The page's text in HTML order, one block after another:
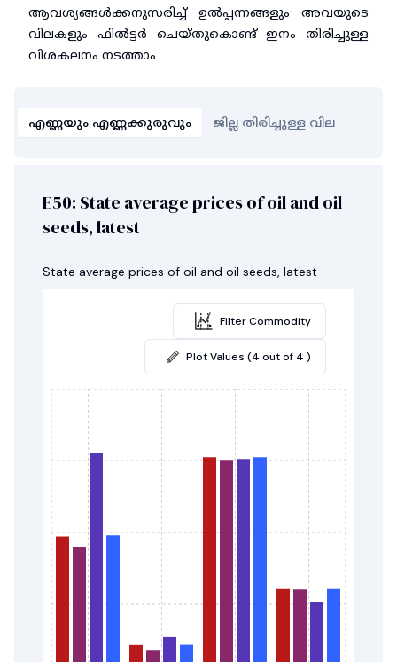
ആവശ്യങ്ങൾക്കനുസരിച്ച് ഉൽപ്പന്നങ്ങളും അവയുടെ
വിലകളും ഫിൽട്ടർ ചെയ്തുകൊണ്ട് ഇനം തിരിച്ചുള്ള
വിശകലനം നടത്താം.
എണ്ണയും എണ്ണക്കുരുവും ജില്ല തിരിച്ചുള്ള വില
E50: State average prices of oil and oil
seeds, latest
State average prices of oil and oil seeds, latest
Filter Commodity
Plot Values (4 out of 4 )